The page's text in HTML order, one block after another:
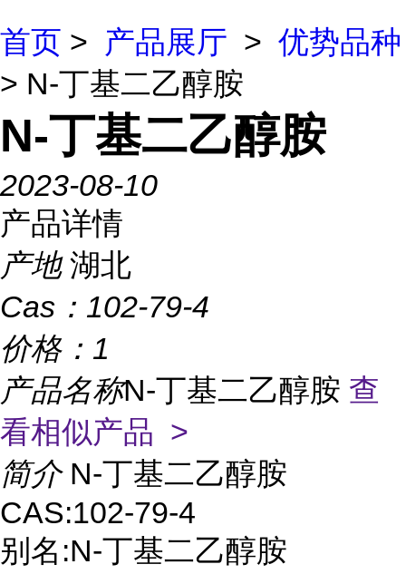
首页 > 产品展厅 > 优势品种
> N-丁基二乙醇胺
N-丁基二乙醇胺
2023-08-10
产品详情
产地 湖北
Cas： 102-79-4
价格： 1
产品名称N-丁基二乙醇胺 查
看相似产品 >
简介 N-丁基二乙醇胺
CAS:102-79-4
别名:N-丁基二乙醇胺